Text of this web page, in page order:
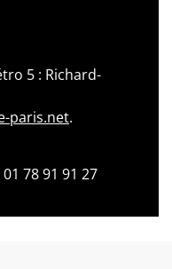
5 : Richard-
paris.net.
78 91 91 27